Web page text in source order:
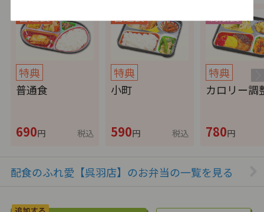
特典
普通食
690円 税込
特典
小町
590円 税込
特典
カロリー調
780円
配食のふれ愛【呉羽店】のお弁当の一覧を見る